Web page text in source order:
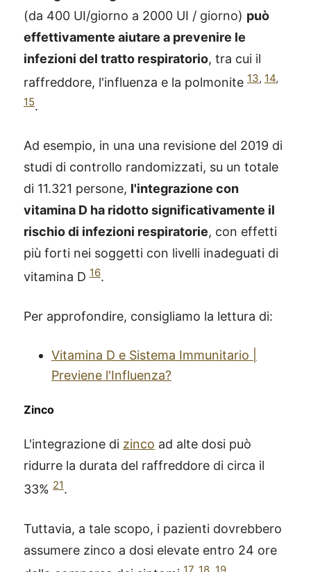
(da 400 UI/giorno a 2000 UI / giorno) può
effettivamente aiutare a prevenire le
infezioni del tratto respiratorio, tra cui il
raffreddore, l'influenza e la polmonite 13, 14,
15.
Ad esempio, in una una revisione del 2019 di
studi di controllo randomizzati, su un totale
di 11.321 persone, l'integrazione con
vitamina D ha ridotto significativamente il
rischio di infezioni respiratorie, con effetti
più forti nei soggetti con livelli inadeguati di
vitamina D 16.
Per approfondire, consigliamo la lettura di:
Vitamina D e Sistema Immunitario |
Previene l'Influenza?
Zinco
L'integrazione di zinco ad alte dosi può
ridurre la durata del raffreddore di circa il
33% 21.
Tuttavia, a tale scopo, i pazienti dovrebbero
assumere zinco a dosi elevate entro 24 ore